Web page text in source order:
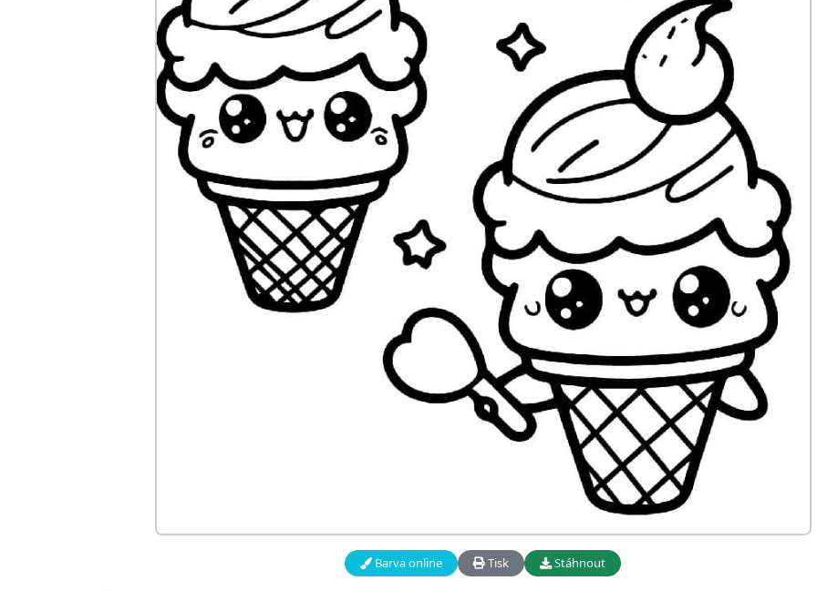
Barva online Tisk Stáhnout